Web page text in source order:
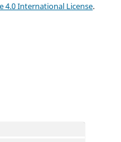
4.0 International License.